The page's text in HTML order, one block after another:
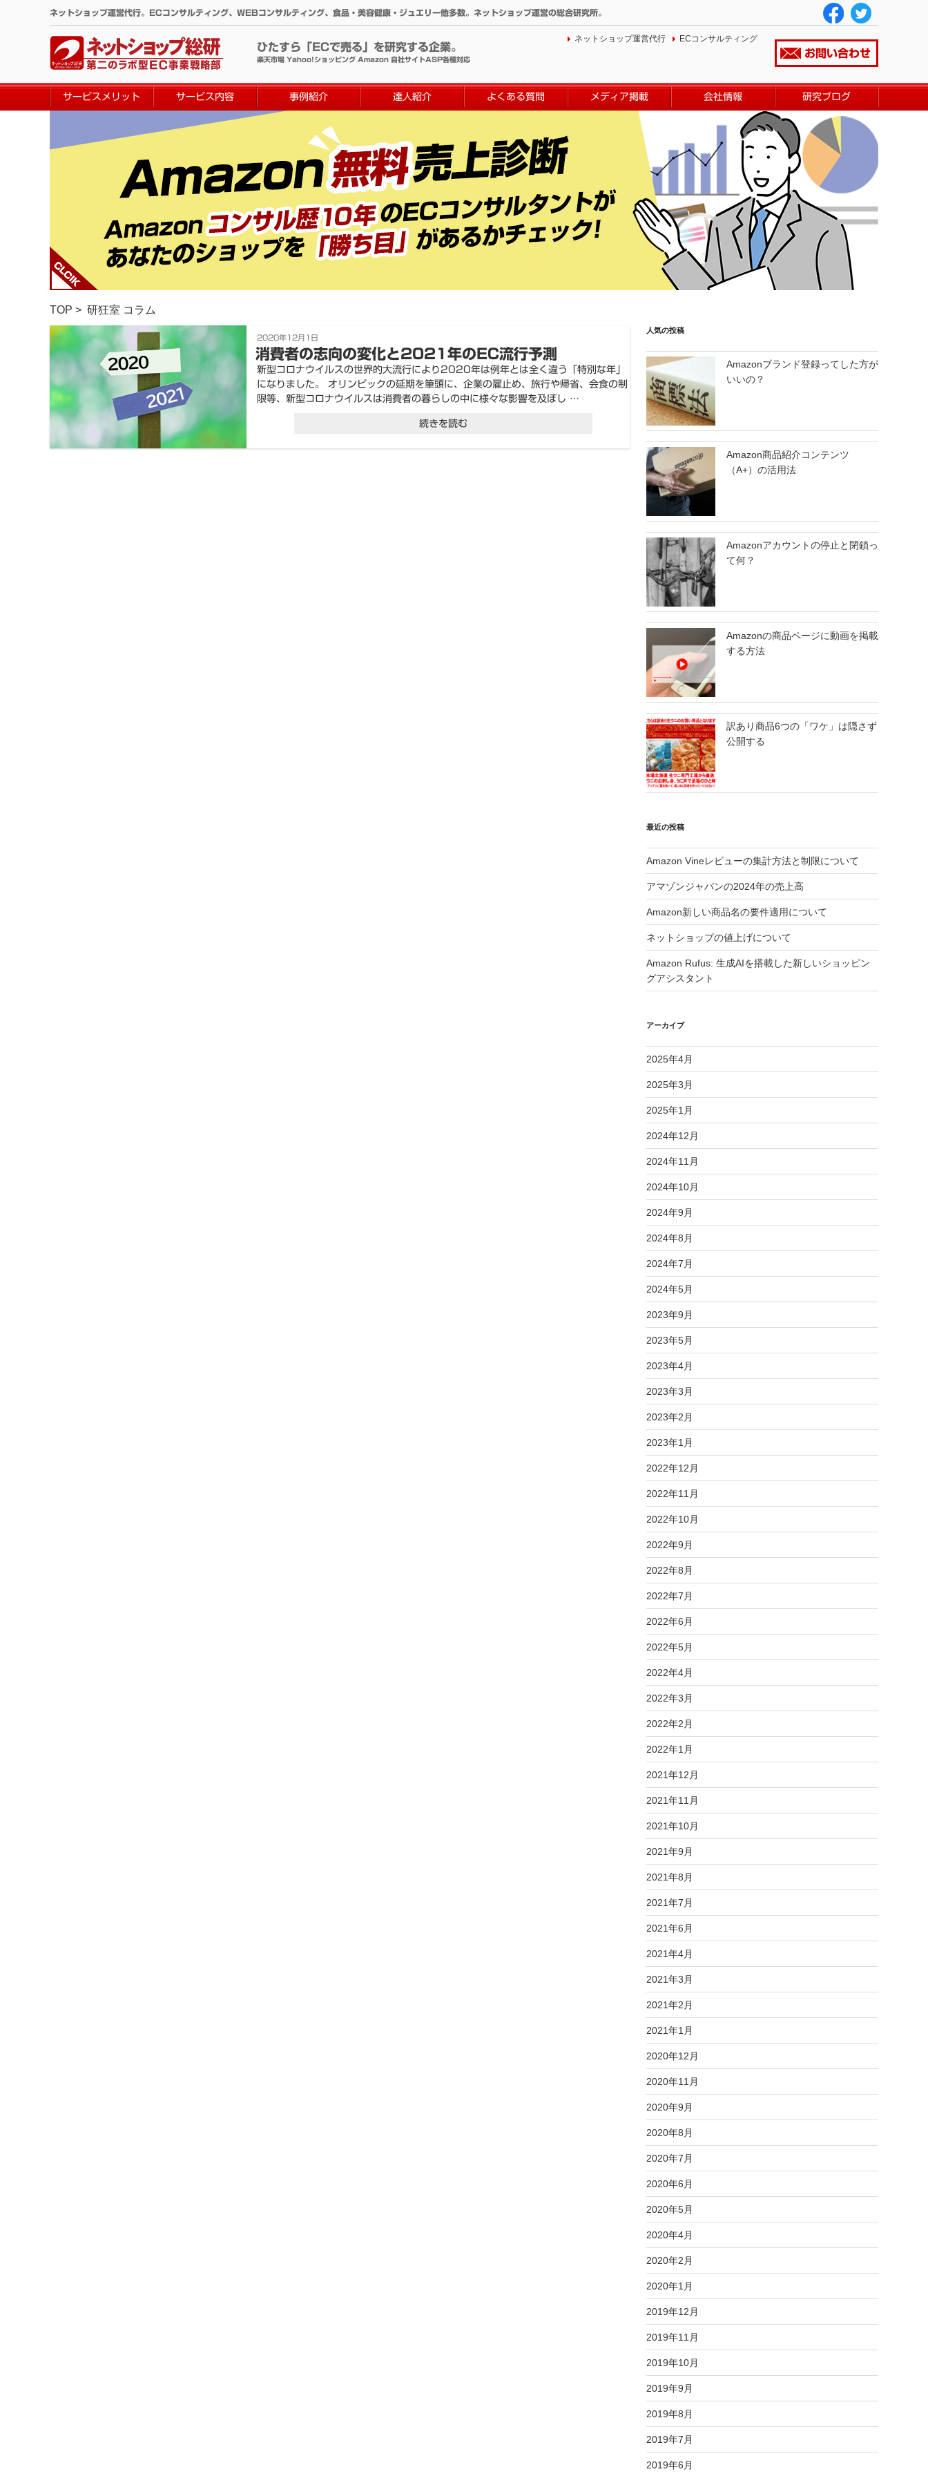
へ
ネットショップ運営代行。ECコンサルティング、WEBコンサルティング、食品・美容健康・ジュエリー他多数。ネットショップ運営の総合研究所。
ひたすら「ECで売る」を研究する企業。
楽天市場 Yahoo!ショッピング Amazon 自社サイトASP各種対応
ネットショップ運営代行 ECコンサルティング
お問い合わせ
サービスメリット サービス内容 事例紹介 達人紹介 よくある質問 メディア掲載 会社情報 研究ブログ
TOP > 研狂室 コラム
投
稿
日:
2020年12月1日
消費者の志向の変化と2021年のEC流行予測
新型コロナウイルスの世界的大流行により2020年は例年とは全く違う「特別な年」
になりました。 オリンピックの延期を筆頭に、企業の雇止め、旅行や帰省、会食の制
限等、新型コロナウイルスは消費者の暮らしの中に様々な影響を及ぼし …
“消
続きを読む
人気の投稿
Amazonブランド登録ってした方が
いいの？
Amazon商品紹介コンテンツ
（A+）の活用法
Amazonアカウントの停止と閉鎖っ
て何？
Amazonの商品ページに動画を掲載
する方法
訳あり商品6つの「ワケ」は隠さず
公開する
最近の投稿
Amazon Vineレビューの集計方法と制限について
アマゾンジャパンの2024年の売上高
Amazon新しい商品名の要件適用について
ネットショップの値上げについて
Amazon Rufus: 生成AIを搭載した新しいショッピン
グアシスタント
アーカイブ
2025年4月
2025年3月
2025年1月
2024年12月
2024年11月
2024年10月
2024年9月
2024年8月
2024年7月
2024年5月
2023年9月
2023年5月
2023年4月
2023年3月
2023年2月
2023年1月
2022年12月
2022年11月
2022年10月
2022年9月
2022年8月
2022年7月
2022年6月
2022年5月
2022年4月
2022年3月
2022年2月
2022年1月
2021年12月
2021年11月
2021年10月
2021年9月
2021年8月
2021年7月
2021年6月
2021年4月
2021年3月
2021年2月
2021年1月
2020年12月
2020年11月
2020年9月
2020年8月
2020年7月
2020年6月
2020年5月
2020年4月
2020年2月
2020年1月
2019年12月
2019年11月
2019年10月
2019年9月
2019年8月
2019年7月
2019年6月